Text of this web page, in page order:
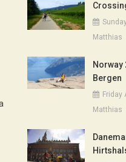
Matthias
Norway
Bergen
Friday
Matthias